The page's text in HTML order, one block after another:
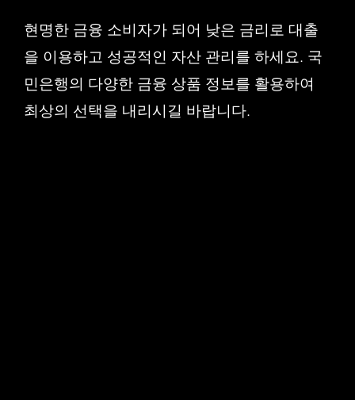
현명한 금융 소비자가 되어 낮은 금리로 대출
을 이용하고 성공적인 자산 관리를 하세요. 국
민은행의 다양한 금융 상품 정보를 활용하여
최상의 선택을 내리시길 바랍니다.